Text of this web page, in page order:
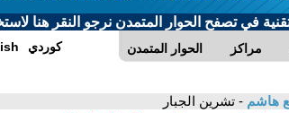
في تصفح الحوار المتمدن نرجو النقر هنا
الحوار المتمدن مراكز كوردي
هاشم - تشرين الجبار